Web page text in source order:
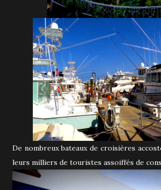
De nombreux bateaux de croisières
leurs milliers de touristes assoiffés de